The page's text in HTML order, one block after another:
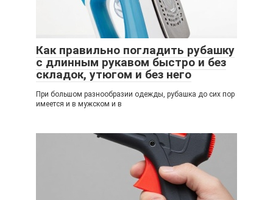
Как правильно погладить рубашку
с длинным рукавом быстро и без
складок, утюгом и без него
При большом разнообразии одежды, рубашка до сих пор
имеется и в мужском и в